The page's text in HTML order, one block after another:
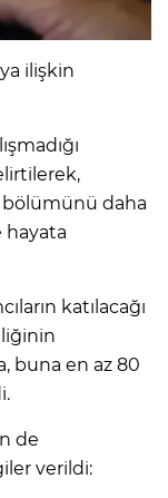
ilişkin
daha
hayata
katılacağı
buna en az 80
de
verildi: